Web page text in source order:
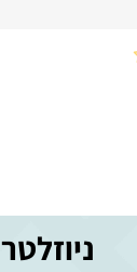
ניוזלטר